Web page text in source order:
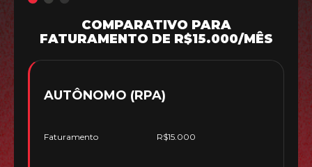
COMPARATIVO PARA
FATURAMENTO DE R$15.000/MÊS
AUTÔNOMO (RPA)
Faturamento R$15.000